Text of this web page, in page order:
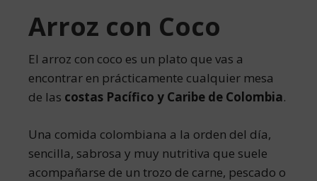
Arroz con Coco
El arroz con coco es un plato que vas a
encontrar en prácticamente cualquier mesa
de las costas Pacífico y Caribe de Colombia.
Una comida colombiana a la orden del día,
sencilla, sabrosa y muy nutritiva que suele
acompañarse de un trozo de carne, pescado o